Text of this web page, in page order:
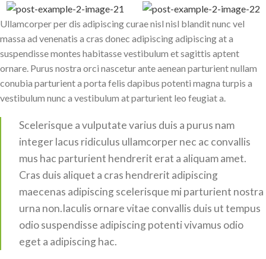
Ullamcorper per dis adipiscing curae nisl nisl blandit nunc vel
massa ad venenatis a cras donec adipiscing adipiscing at a
suspendisse montes habitasse vestibulum et sagittis aptent
ornare. Purus nostra orci nascetur ante aenean parturient nullam
conubia parturient a porta felis dapibus potenti magna turpis a
vestibulum nunc a vestibulum at parturient leo feugiat a.
Scelerisque a vulputate varius duis a purus nam
integer lacus ridiculus ullamcorper nec ac convallis
mus hac parturient hendrerit erat a aliquam amet.
Cras duis aliquet a cras hendrerit adipiscing
maecenas adipiscing scelerisque mi parturient nostra
urna non.Iaculis ornare vitae convallis duis ut tempus
odio suspendisse adipiscing potenti vivamus odio
eget a adipiscing hac.